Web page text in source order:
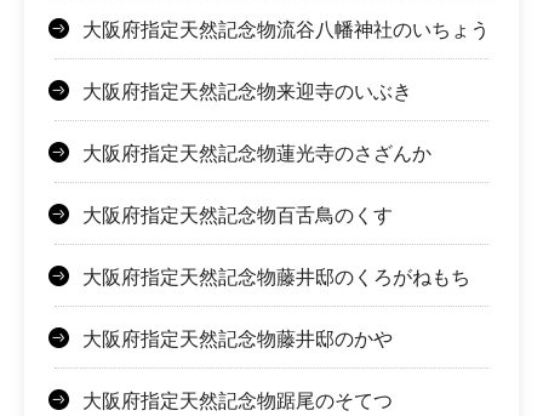
大阪府指定天然記念物流谷八幡神社のいちょう
大阪府指定天然記念物来迎寺のいぶき
大阪府指定天然記念物蓮光寺のさざんか
大阪府指定天然記念物百舌鳥のくす
大阪府指定天然記念物藤井邸のくろがねもち
大阪府指定天然記念物藤井邸のかや
大阪府指定天然記念物踞尾のそてつ